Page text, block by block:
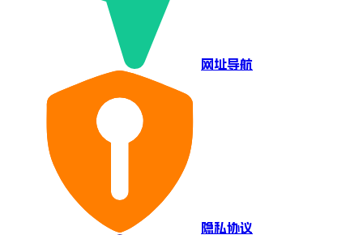
网址导航
隐私协议